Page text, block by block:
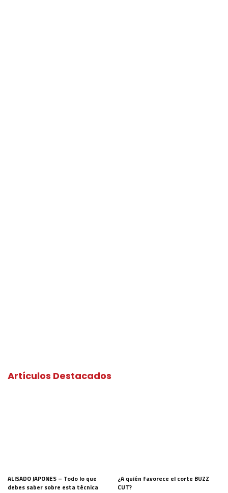
Artículos Destacados
ALISADO JAPONES – Todo lo que
debes saber sobre esta técnica
¿A quién favorece el corte BUZZ
CUT?